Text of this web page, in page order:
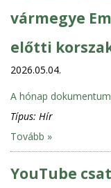
vármegye
előtti
2026.05.04.
A hónap
Típus: Hír
Tovább »
YouTube